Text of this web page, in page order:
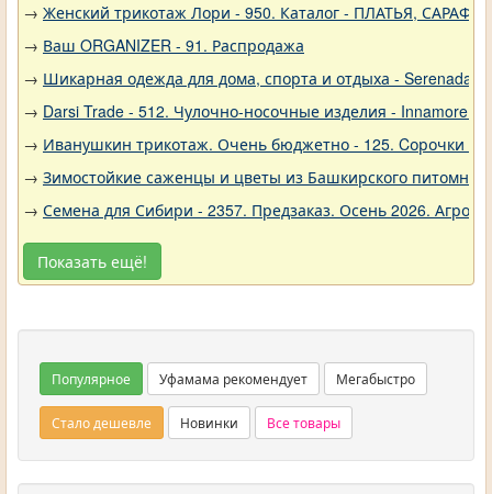
→ Женский трикотаж Лори - 950. Каталог - ПЛАТЬЯ,
→ Ваш ORGANIZER - 91. Распродажа
→ Шикарная одежда для дома, спорта и отдыха - Serenada
→ Darsi Trade - 512. Чулочно-носочные изделия - Innamore
→ Иванушкин трикотаж. Очень бюджетно - 125. Cорочки
→ Зимостойкие саженцы и цветы из Башкирского
→ Семена для Сибири - 2357. Предзаказ. Осень 2026.
Показать ещё!
Популярное Уфамама рекомендует Мегабыстро
Стало дешевле Новинки Все товары